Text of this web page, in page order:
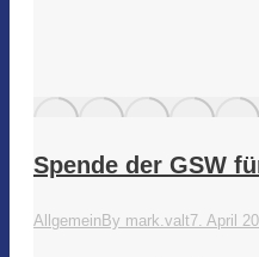
Spende der GSW
AllgemeinBy mark.valt7. April